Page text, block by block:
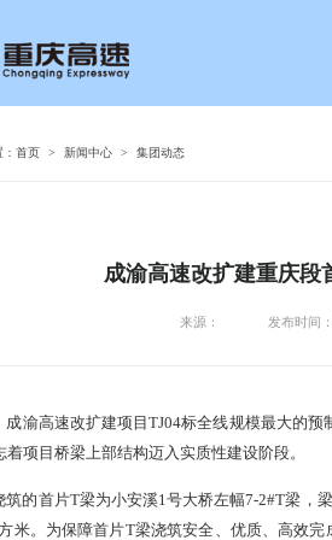
首页 > 新闻中心 > 集团动态
成渝高速改扩建重庆段
来源： 发布时间
成渝高速改扩建项目TJ04标全线规模最大的
着项目桥梁上部结构迈入实质性建设阶段。
筑的首片T梁为小安溪1号大桥左幅7-2#T梁，
米。为保障首片T梁浇筑安全、优质、高效